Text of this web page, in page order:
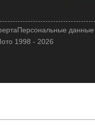
1998 - 2026
Персональные данные